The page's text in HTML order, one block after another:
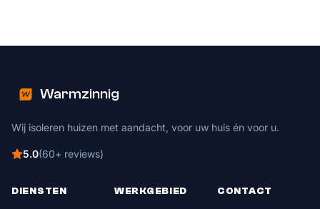
Warmzinnig
Wij isoleren huizen met aandacht, voor uw huis én voor u.
5.0(60+ reviews)
DIENSTEN WERKGEBIED CONTACT